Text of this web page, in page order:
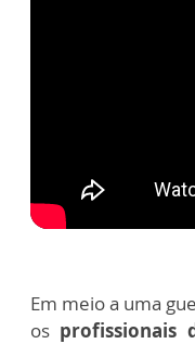
Em meio a uma
os profissionais